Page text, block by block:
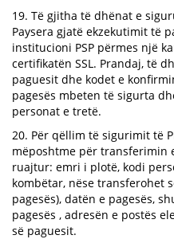
19. Të gjitha të dhënat e
Paysera gjatë ekzekutimit të
institucioni PSP përmes një
certifikatën SSL. Prandaj, të
paguesit dhe kodet e
pagesës mbeten të sigurta
personat e tretë.
20. Për qëllim të sigurimit të
mëposhtme për transferimin
ruajtur: emri i plotë, kodi
kombëtar, nëse transferohet
pagesës), datën e pagesës,
pagesës , adresën e postës
së paguesit.